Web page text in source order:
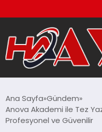
DÜNYA
Ana Sayfa Gündem
Anova Akademi ile Tez
Profesyonel ve Güvenilir